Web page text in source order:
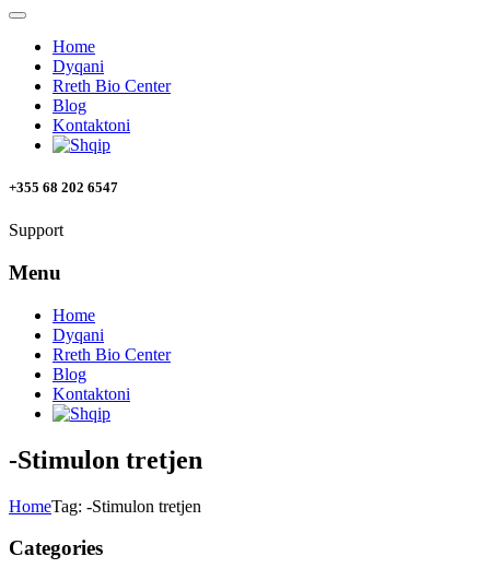
Home
Dyqani
Rreth Bio Center
Blog
Kontaktoni
+355 68 202 6547
Support
Menu
Home
Dyqani
Rreth Bio Center
Blog
Kontaktoni
-Stimulon tretjen
HomeTag: -Stimulon tretjen
Categories